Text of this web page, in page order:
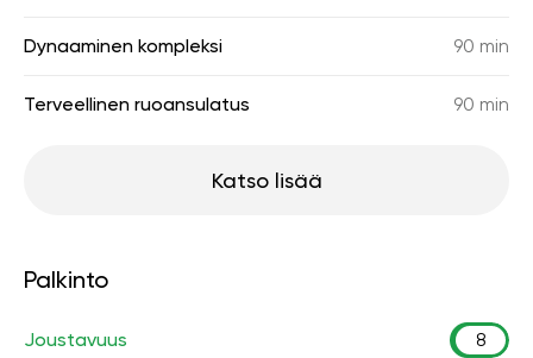
Dynaaminen kompleksi 90 min
Terveellinen ruoansulatus 90 min
Katso lisää
Palkinto
Joustavuus 8